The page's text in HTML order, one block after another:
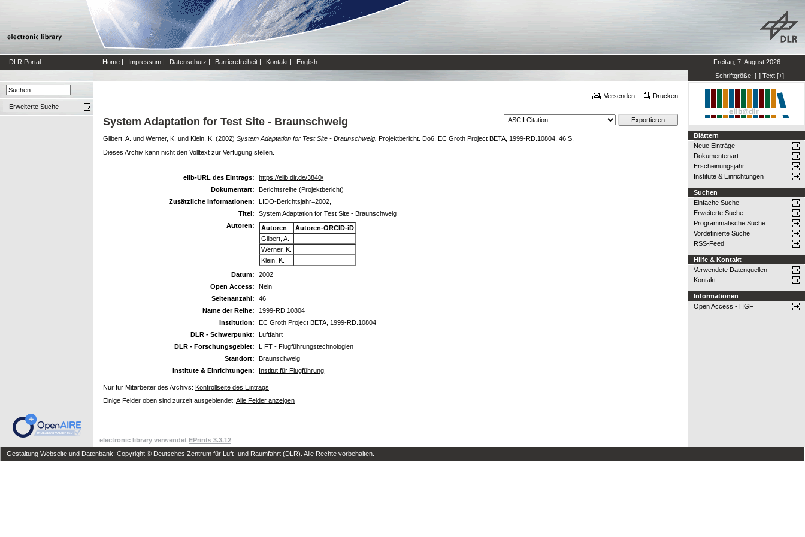
DLR Portal Home | Impressum | Datenschutz | Barrierefreiheit | Kontakt | English
Freitag, 7. August 2026
Schriftgröße: [-] Text [+]
Erweiterte Suche
Versenden Drucken
System Adaptation for Test Site - Braunschweig
Gilbert, A. und Werner, K. und Klein, K. (2002) System Adaptation for Test Site - Braunschweig. Projektbericht. Do6. EC Groth Project BETA, 1999-RD.10804. 46 S.
Dieses Archiv kann nicht den Volltext zur Verfügung stellen.
elib-URL des Eintrags:
https://elib.dlr.de/3840/
Dokumentart:
Berichtsreihe (Projektbericht)
Zusätzliche Informationen:
LIDO-Berichtsjahr=2002,
Titel:
System Adaptation for Test Site - Braunschweig
Autoren:
Autoren
Autoren-ORCID-iD
Gilbert, A.
Werner, K.
Klein, K.
Datum:
2002
Open Access:
Nein
Seitenanzahl:
46
Name der Reihe:
1999-RD.10804
Institution:
EC Groth Project BETA, 1999-RD.10804
DLR - Schwerpunkt:
Luftfahrt
DLR - Forschungsgebiet:
L FT - Flugführungstechnologien
Standort:
Braunschweig
Institute & Einrichtungen:
Institut für Flugführung
Nur für Mitarbeiter des Archivs: Kontrollseite des Eintrags
Einige Felder oben sind zurzeit ausgeblendet: Alle Felder anzeigen
Blättern
Neue Einträge
Dokumentenart
Erscheinungsjahr
Institute & Einrichtungen
Suchen
Einfache Suche
Erweiterte Suche
Programmatische Suche
Vordefinierte Suche
RSS-Feed
Hilfe & Kontakt
Verwendete Datenquellen
Kontakt
Informationen
Open Access - HGF
electronic library verwendet EPrints 3.3.12
Gestaltung Webseite und Datenbank: Copyright © Deutsches Zentrum für Luft- und Raumfahrt (DLR). Alle Rechte vorbehalten.